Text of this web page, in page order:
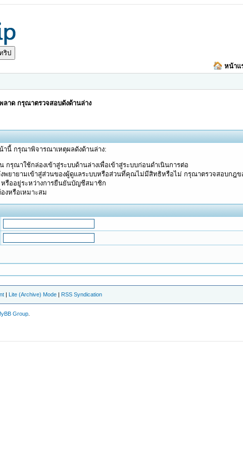
หน้าแ
ลาด กรุณาตรวจสอบดังด้านล่าง
นี้ กรุณาพิจารณาเหตุผลดังด้านล่าง:
กรุณาใช้กล่องเข้าสู่ระบบด้านล่างเพื่อเข้าสู่ระบบก่อนดำเนินการต่อ
ายามเข้าสู่ส่วนของผู้ดูแลระบบหรือส่วนที่คุณไม่มีสิทธิหรือไม่ กรุณาตรวจสอบกฎขอ
รืออยู่ระหว่างการยืนยันบัญชีสมาชิก
งหรือเหมาะสม
| Lite (Archive) Mode | RSS Syndication
Group